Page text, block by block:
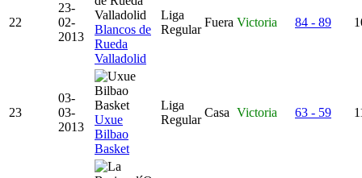
22
23-
02-
2013
Blancos de
Rueda
Valladolid
Liga
Regular
Fuera Victoria 84 - 89
23
03-
03-
2013
Uxue
Bilbao
Basket
Liga
Regular
Casa Victoria 63 - 59